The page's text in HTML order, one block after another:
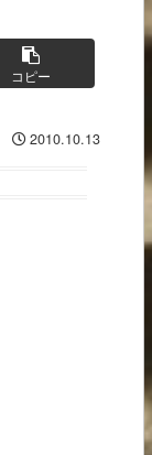
コピー
2010.10.13